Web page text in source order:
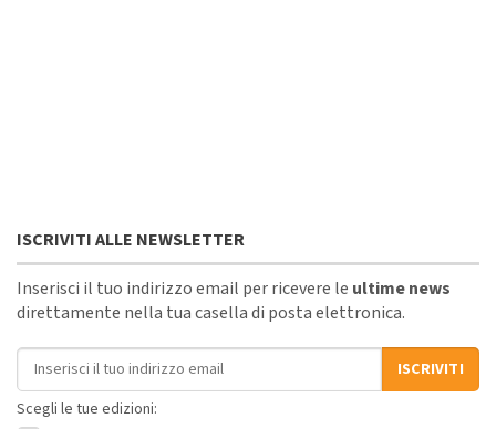
ISCRIVITI ALLE NEWSLETTER
Inserisci il tuo indirizzo email per ricevere le ultime news
direttamente nella tua casella di posta elettronica.
Indirizzo email
ISCRIVITI
Scegli le tue edizioni: